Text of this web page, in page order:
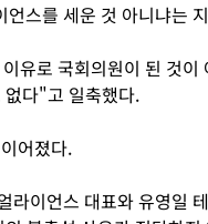
스를 세운 것 아니냐는
유로 국회의원이 된 것
없다"고 일축했다.
어졌다.
이언스 대표와 유영일